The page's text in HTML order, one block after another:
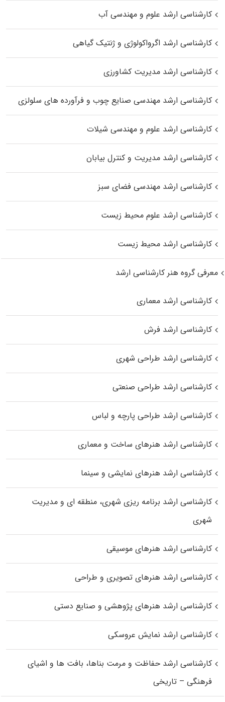
کارشناسی ارشد علوم و مهندسی آب
کارشناسی ارشد اگرواکولوژی و ژنتیک گیاهی
کارشناسی ارشد مدیریت کشاورزی
کارشناسی ارشد مهندسی صنایع چوب و فرآورده‌ های سلولزی
کارشناسی ارشد علوم و مهندسی شیلات
کارشناسی ارشد مدیریت و کنترل بیابان
کارشناسی ارشد مهندسی فضای سبز
کارشناسی ارشد علوم محیط‌ زیست
کارشناسی ارشد محیط زیست
معرفی گروه هنر کارشناسی ارشد
کارشناسی ارشد معماری
کارشناسی ارشد فرش
کارشناسی ارشد طراحی شهری
کارشناسی ارشد طراحی صنعتی
کارشناسی ارشد طراحی پارچه و لباس
کارشناسی ارشد هنرهای ساخت و معماری
کارشناسی ارشد هنرهای نمایشی و سینما
کارشناسی ارشد برنامه ریزی شهری، منطقه‌ ای و مدیریت
شهری
کارشناسی ارشد هنرهای موسیقی
کارشناسی ارشد هنرهای تصویری و طراحی
کارشناسی ارشد هنرهای پژوهشی و صنایع دستی
کارشناسی ارشد نمایش عروسکی
کارشناسی ارشد حفاظت و مرمت بناها، بافت‌ ها و اشیای
فرهنگی – تاریخی